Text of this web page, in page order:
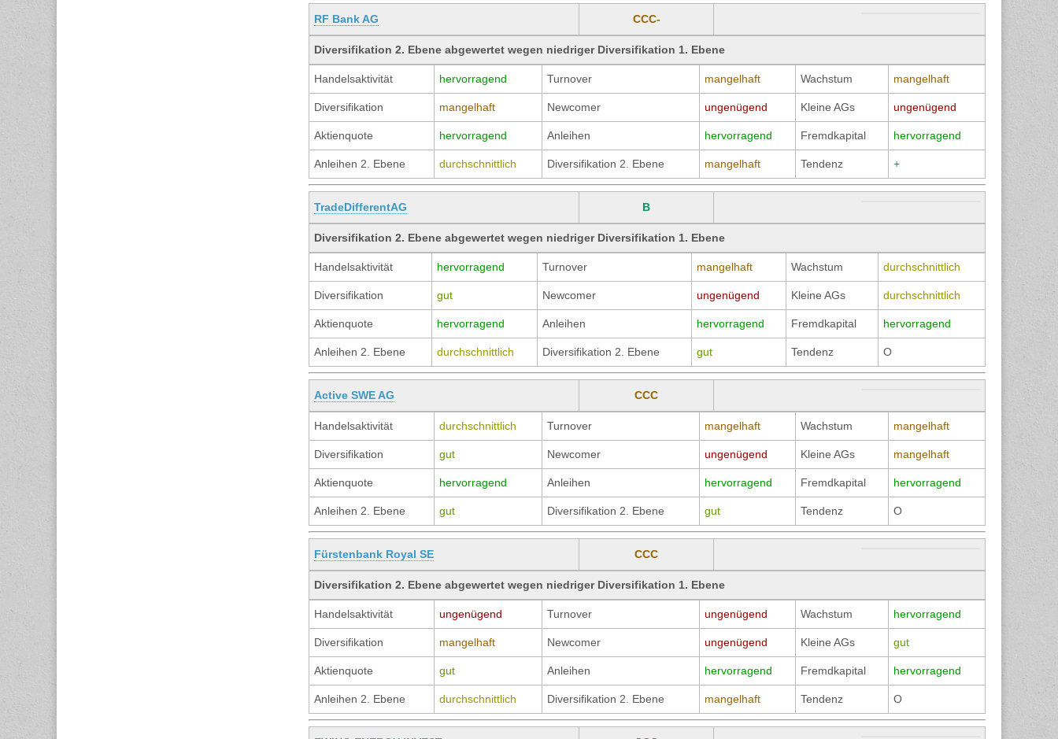
RF Bank AG CCC-
Diversifikation 2. Ebene abgewertet wegen niedriger Diversifikation 1. Ebene
Handelsaktivität hervorragend Turnover mangelhaft Wachstum mangelhaft
Diversifikation mangelhaft Newcomer ungenügend Kleine AGs ungenügend
Aktienquote hervorragend Anleihen hervorragend Fremdkapital hervorragend
Anleihen 2. Ebene durchschnittlich Diversifikation 2. Ebene mangelhaft Tendenz +
TradeDifferentAG B
Diversifikation 2. Ebene abgewertet wegen niedriger Diversifikation 1. Ebene
Handelsaktivität hervorragend Turnover mangelhaft Wachstum durchschnittlich
Diversifikation gut Newcomer ungenügend Kleine AGs durchschnittlich
Aktienquote hervorragend Anleihen hervorragend Fremdkapital hervorragend
Anleihen 2. Ebene durchschnittlich Diversifikation 2. Ebene gut Tendenz O
Active SWE AG CCC
Handelsaktivität durchschnittlich Turnover mangelhaft Wachstum mangelhaft
Diversifikation gut Newcomer ungenügend Kleine AGs mangelhaft
Aktienquote hervorragend Anleihen hervorragend Fremdkapital hervorragend
Anleihen 2. Ebene gut Diversifikation 2. Ebene gut Tendenz O
Fürstenbank Royal SE CCC
Diversifikation 2. Ebene abgewertet wegen niedriger Diversifikation 1. Ebene
Handelsaktivität ungenügend Turnover ungenügend Wachstum hervorragend
Diversifikation mangelhaft Newcomer ungenügend Kleine AGs gut
Aktienquote gut Anleihen hervorragend Fremdkapital hervorragend
Anleihen 2. Ebene durchschnittlich Diversifikation 2. Ebene mangelhaft Tendenz O